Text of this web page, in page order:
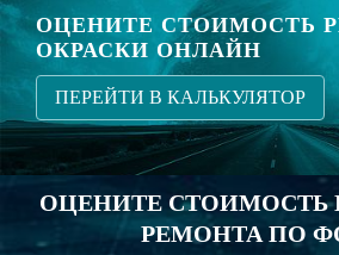
ОЦЕНИТЕ СТОИМОСТЬ
ОКРАСКИ ОНЛАЙН
ПЕРЕЙТИ В КАЛЬКУЛЯТОР
ОЦЕНИТЕ СТОИМОСТЬ
РЕМОНТА ПО